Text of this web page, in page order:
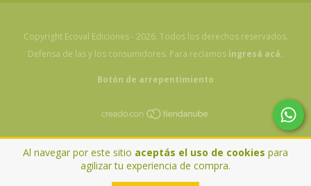
Al navegar por este sitio aceptás el uso de cookies para
agilizar tu experiencia de compra.
Copyright Ecoval Ediciones - 2026. Todos los derechos reservados.
Defensa de las y los consumidores. Para reclamos ingresá acá.
Botón de arrepentimiento